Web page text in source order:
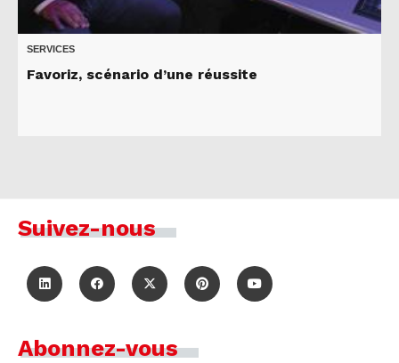
SERVICES
Favoriz, scénario d’une réussite
Suivez-nous
Abonnez-vous